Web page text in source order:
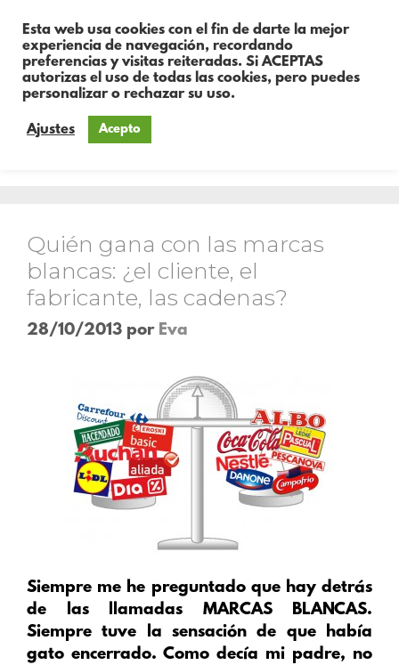
Día: 28 de octubre de 2013
Quién gana con las marcas
blancas: ¿el cliente, el
fabricante, las cadenas?
28/10/2013 por Eva
Siempre me he preguntado que hay detrás
de las llamadas MARCAS BLANCAS.
Siempre tuve la sensación de que había
gato encerrado. Como decía mi padre, no
Esta web usa cookies con el fin de darte la mejor
experiencia de navegación, recordando
preferencias y visitas reiteradas. Si ACEPTAS
autorizas el uso de todas las cookies, pero puedes
personalizar o rechazar su uso.
Ajustes Acepto